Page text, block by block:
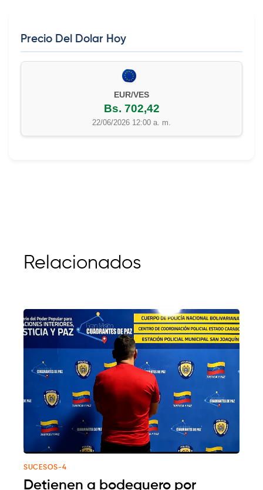
Precio Del Dolar Hoy
EUR/VES
Bs. 702,42
22/06/2026 12:00 a. m.
Relacionados
SUCESOS-4
Detienen a bodeguero por